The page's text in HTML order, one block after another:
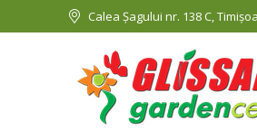
Calea Șagului nr. 138 C,